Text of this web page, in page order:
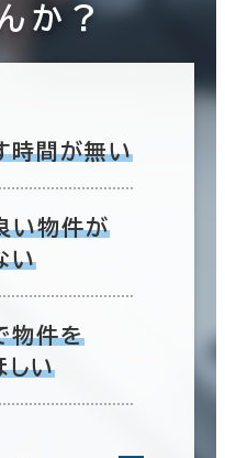
か？
時間が無い
い物件が
い
物件を
しい